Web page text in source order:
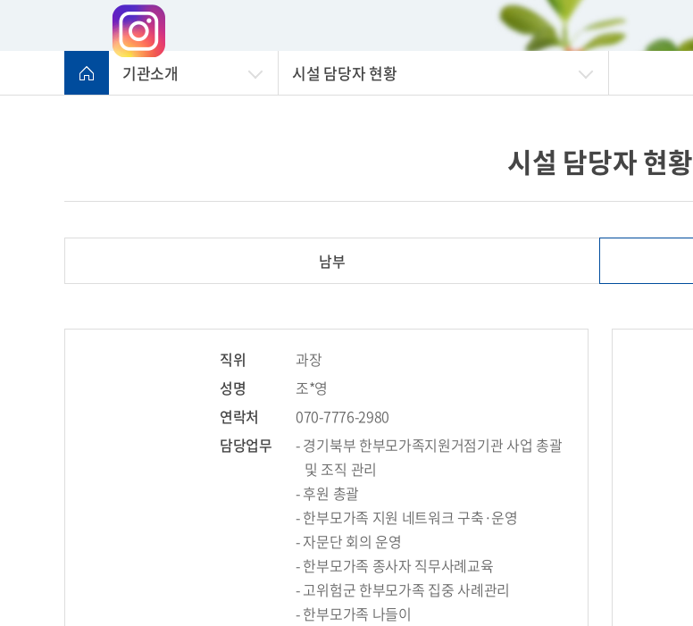
기관소개 시설 담당자 현황
시설 담당자 현황
남부
직위
과장
성명
조*영
연락처
070-7776-2980
담당업무
- 경기북부 한부모가족지원거점기관 사업 총괄
및 조직 관리
- 후원 총괄
- 한부모가족 지원 네트워크 구축·운영
- 자문단 회의 운영
- 한부모가족 종사자 직무사례교육
- 고위험군 한부모가족 집중 사례관리
- 한부모가족 나들이